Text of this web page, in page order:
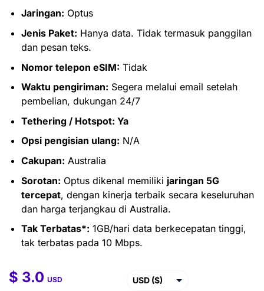
Jaringan: Optus
Jenis Paket: Hanya data. Tidak termasuk panggilan
dan pesan teks.
Nomor telepon eSIM: Tidak
Waktu pengiriman: Segera melalui email setelah
pembelian, dukungan 24/7
Tethering / Hotspot: Ya
Opsi pengisian ulang: N/A
Cakupan: Australia
Sorotan: Optus dikenal memiliki jaringan 5G
tercepat, dengan kinerja terbaik secara keseluruhan
dan harga terjangkau di Australia.
Tak Terbatas*: 1GB/hari data berkecepatan tinggi,
tak terbatas pada 10 Mbps.
$ 3.0 –$ USD ($)
$ 3.0 USD